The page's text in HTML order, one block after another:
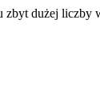
dużej liczby